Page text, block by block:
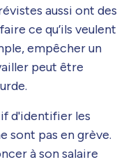
aussi ont des
ce qu’ils veulent
empêcher un
peut être
d'identifier les
sont pas en grève.
à son salaire